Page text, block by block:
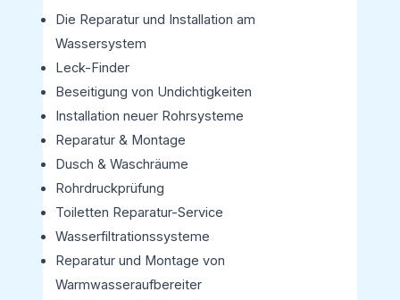
Die Reparatur und Installation am
Wassersystem
Leck-Finder
Beseitigung von Undichtigkeiten
Installation neuer Rohrsysteme
Reparatur & Montage
Dusch & Waschräume
Rohrdruckprüfung
Toiletten Reparatur-Service
Wasserfiltrationssysteme
Reparatur und Montage von
Warmwasseraufbereiter